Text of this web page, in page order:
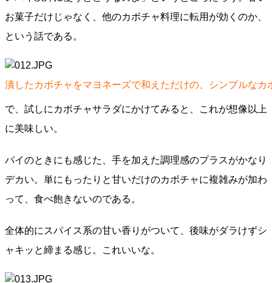
お菓子だけじゃなく、他のカボチャ料理に転用が効くのか、
という話である。
潰したカボチャをマヨネーズで和えただけの、シンプルなカ
で、試しにカボチャサラダにかけてみると、これが想像以上
に美味しい。
パイのときにも感じた、手を加えた調理感のプラスがかなり
デカい。単にもったりと甘いだけのカボチャに複雑みが加わ
って、食べ飽きないのである。
全体的にスパイス系の甘い香りがついて、後味がダラけずシ
ャキッと締まる感じ。これいいな。